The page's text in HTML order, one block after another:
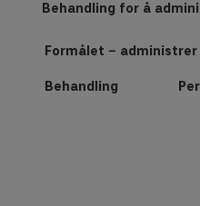
Behandling for å
Formålet −
Behandling